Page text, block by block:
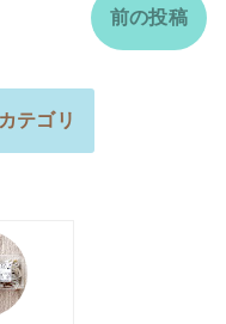
前の投稿
テゴリ